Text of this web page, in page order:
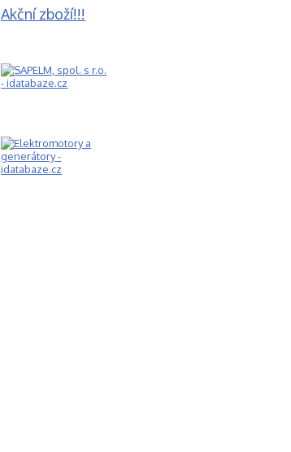
Akční zboží!!!